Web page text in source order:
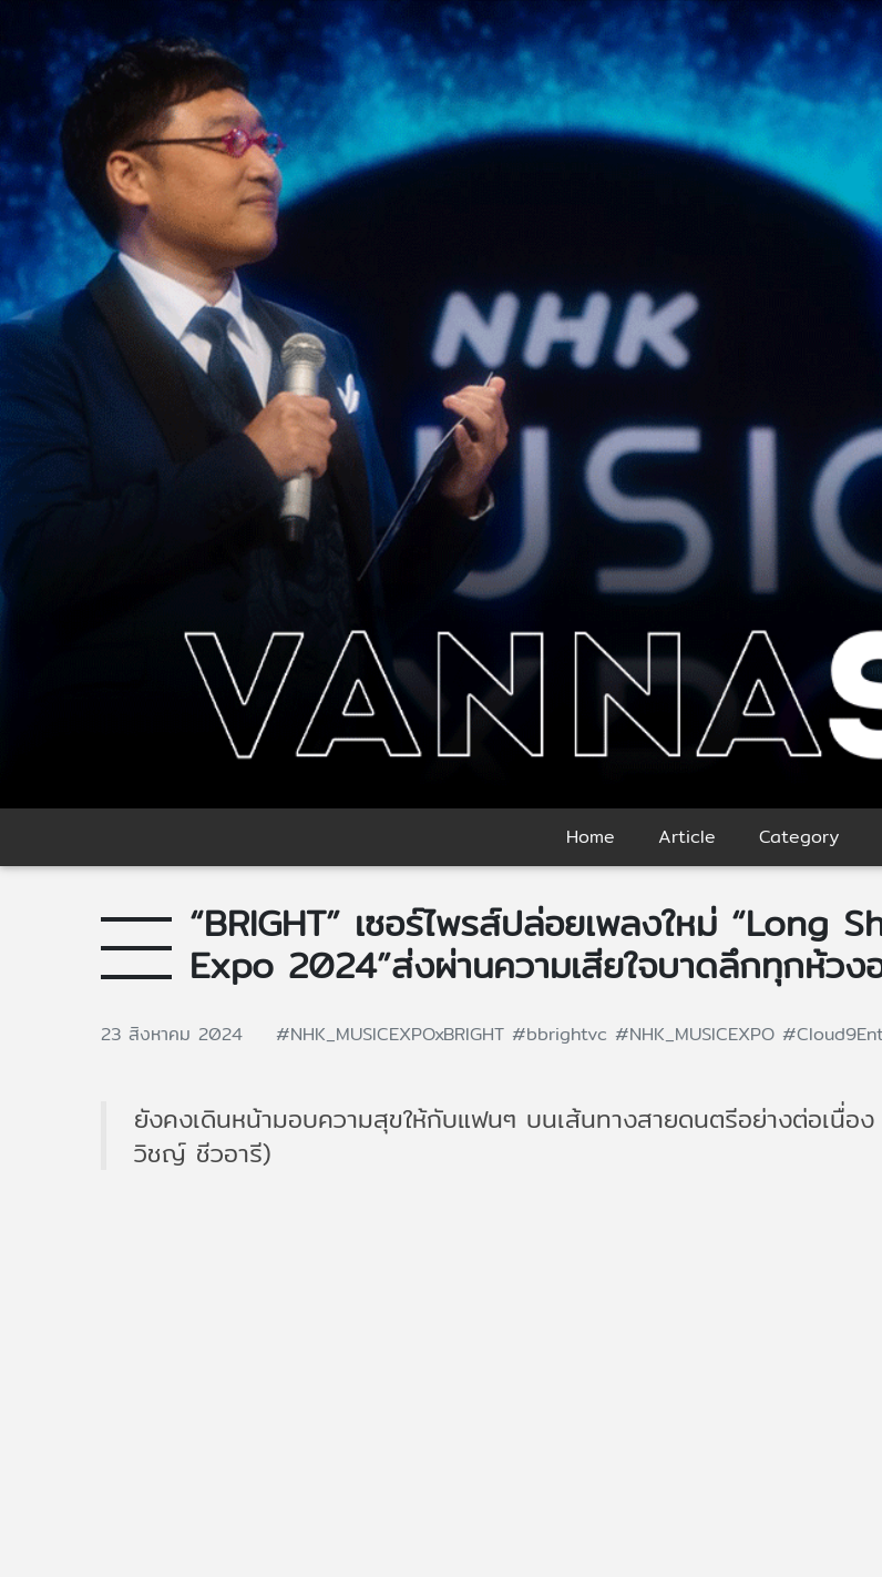
Home Article Category
“BRIGHT” เซอร์ไพรส์ปล่อยเพลงใหม่ “Long
Expo 2024”ส่งผ่านความเสียใจบาดลึกทุกห้วง
23 สิงหาคม 2024 #NHK_MUSICEXPOxBRIGHT#bbrightvc#NHK_MUSICEXPO
ยังคงเดินหน้ามอบความสุขให้กับแฟนๆ บนเส้นทางสายดนตรีอย่างต่อเนื่อ
วิชญ์ ชีวอารี)